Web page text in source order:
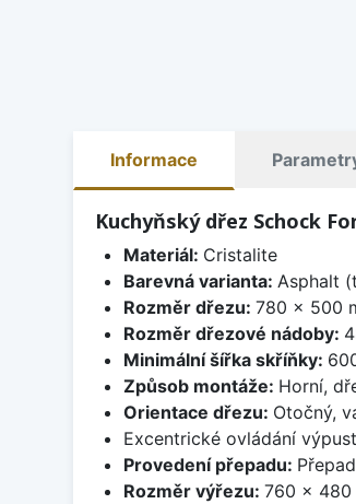
Informace
Kuchyňský dřez Schock
Materiál: Cristalite
Barevná varianta: Asphalt
Rozměr dřezu: 780 x 500
Rozměr dřezové nádoby:
Minimální šířka skříňky:
Způsob montáže: Horní,
Orientace dřezu: Otočný,
Excentrické ovládání
Provedení přepadu:
Rozměr výřezu: 760 x 480